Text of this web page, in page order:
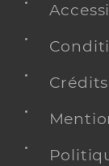
Crédits